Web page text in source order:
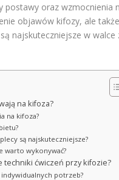
postawy oraz
objawów kifozy, ale
najskuteczniejsze w
na kifoza?
na kifoza?
są najskuteczniejsze?
warto wykonywać?
techniki ćwiczeń przy kifozie?
potrzeb?